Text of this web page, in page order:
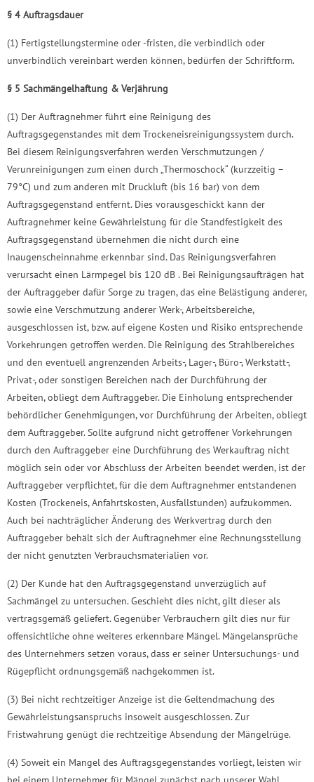
§ 4 Auftragsdauer
(1) Fertigstellungstermine oder -fristen, die verbindlich oder
unverbindlich vereinbart werden können, bedürfen der Schriftform.
§ 5 Sachmängelhaftung & Verjährung
(1) Der Auftragnehmer führt eine Reinigung des
Auftragsgegenstandes mit dem Trockeneisreinigungssystem durch.
Bei diesem Reinigungsverfahren werden Verschmutzungen /
Verunreinigungen zum einen durch „Thermoschock“ (kurzzeitig –
79°C) und zum anderen mit Druckluft (bis 16 bar) von dem
Auftragsgegenstand entfernt. Dies vorausgeschickt kann der
Auftragnehmer keine Gewährleistung für die Standfestigkeit des
Auftragsgegenstand übernehmen die nicht durch eine
Inaugenscheinnahme erkennbar sind. Das Reinigungsverfahren
verursacht einen Lärmpegel bis 120 dB . Bei Reinigungsaufträgen hat
der Auftraggeber dafür Sorge zu tragen, das eine Belästigung anderer,
sowie eine Verschmutzung anderer Werk-, Arbeitsbereiche,
ausgeschlossen ist, bzw. auf eigene Kosten und Risiko entsprechende
Vorkehrungen getroffen werden. Die Reinigung des Strahlbereiches
und den eventuell angrenzenden Arbeits-, Lager-, Büro-, Werkstatt-,
Privat-, oder sonstigen Bereichen nach der Durchführung der
Arbeiten, obliegt dem Auftraggeber. Die Einholung entsprechender
behördlicher Genehmigungen, vor Durchführung der Arbeiten, obliegt
dem Auftraggeber. Sollte aufgrund nicht getroffener Vorkehrungen
durch den Auftraggeber eine Durchführung des Werkauftrag nicht
möglich sein oder vor Abschluss der Arbeiten beendet werden, ist der
Auftraggeber verpflichtet, für die dem Auftragnehmer entstandenen
Kosten (Trockeneis, Anfahrtskosten, Ausfallstunden) aufzukommen.
Auch bei nachträglicher Änderung des Werkvertrag durch den
Auftraggeber behält sich der Auftragnehmer eine Rechnungsstellung
der nicht genutzten Verbrauchsmaterialien vor.
(2) Der Kunde hat den Auftragsgegenstand unverzüglich auf
Sachmängel zu untersuchen. Geschieht dies nicht, gilt dieser als
vertragsgemäß geliefert. Gegenüber Verbrauchern gilt dies nur für
offensichtliche ohne weiteres erkennbare Mängel. Mängelansprüche
des Unternehmers setzen voraus, dass er seiner Untersuchungs- und
Rügepflicht ordnungsgemäß nachgekommen ist.
(3) Bei nicht rechtzeitiger Anzeige ist die Geltendmachung des
Gewährleistungsanspruchs insoweit ausgeschlossen. Zur
Fristwahrung genügt die rechtzeitige Absendung der Mängelrüge.
(4) Soweit ein Mangel des Auftragsgegenstandes vorliegt, leisten wir